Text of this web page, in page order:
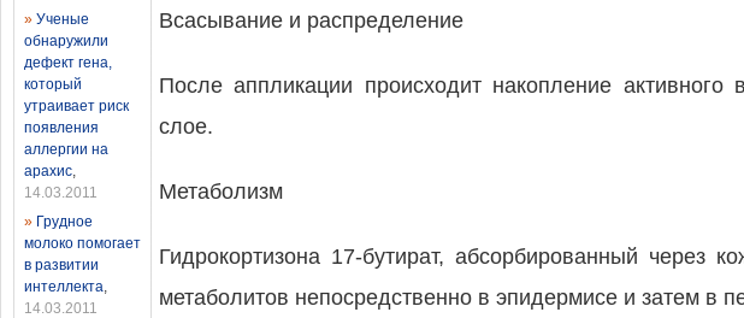
» Ученые
обнаружили
дефект гена,
который
утраивает риск
появления
аллергии на
арахис,
14.03.2011
» Грудное
молоко помогает
в развитии
интеллекта,
14.03.2011
Всасывание и распределение
После аппликации происходит накопление
слое.
Метаболизм
Гидрокортизона 17-бутират, абсорбированный через
метаболитов непосредственно в эпидермисе и затем в